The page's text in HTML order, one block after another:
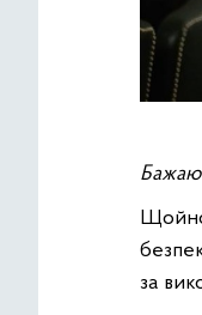
Бажаю
Щойно
за